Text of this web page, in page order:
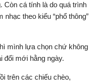
cá tính là do quá trình
theo kiểu “phổ thông”
mình lựa chọn chứ không
đổi mới hằng ngày.
trên các chiếu chèo,